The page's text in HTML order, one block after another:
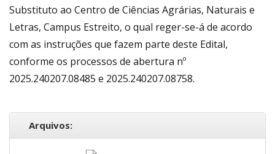
Substituto ao Centro de Ciências Agrárias, Naturais e
Letras, Campus Estreito, o qual reger-se-á de acordo
com as instruções que fazem parte deste Edital,
conforme os processos de abertura nº
2025.240207.08485 e 2025.240207.08758.
Arquivos: